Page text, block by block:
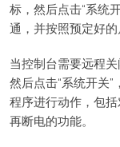
标，然后点击“系统
通，并按照预定好的
当控制台需要远程
然后点击“系统开关
程序进行动作，包
再断电的功能。